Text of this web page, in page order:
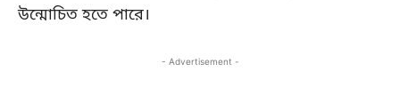
উন্মোচিত হতে পারে।
- Advertisement -